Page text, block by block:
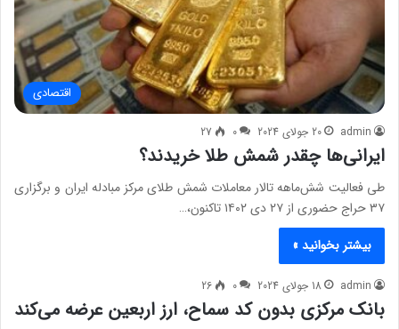
اقتصادی
admin 20 جولای 2024 0
27
ایرانی‌ها چقدر شمش طلا خریدند؟
طی فعالیت شش‌ماهه تالار معاملات شمش طلای مرکز مبادله ایران و برگزاری
۳۷ حراج حضوری از ۲۷ دی ۱۴۰۲ تاکنون،…
بیشتر بخوانید »
admin 18 جولای 2024 0
26
بانک مرکزی بدون کد سماح، ارز اربعین عرضه می‌کند